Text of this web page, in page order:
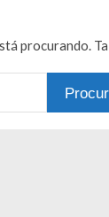
procurando.